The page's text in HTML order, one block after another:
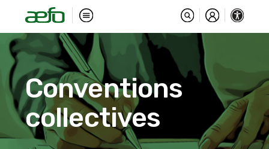
Conventions
collectives